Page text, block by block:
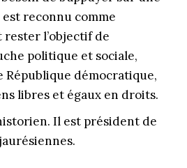
reconnu comme
rester l’objectif de
politique et sociale,
République démocratique,
libres et égaux en droits.
Il est président de